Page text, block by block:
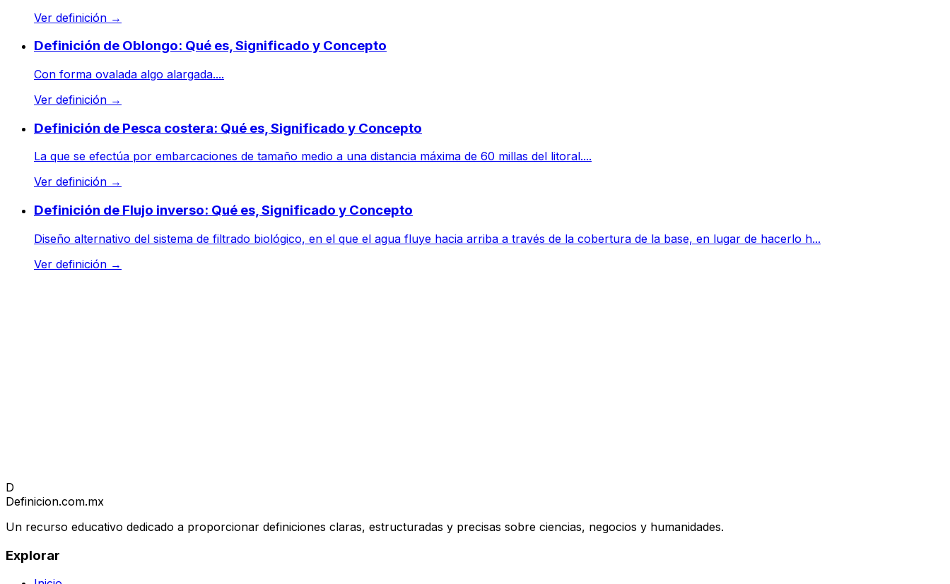
Ver definición →
Definición de Oblongo: Qué es, Significado y Concepto
Con forma ovalada algo alargada....
Ver definición →
Definición de Pesca costera: Qué es, Significado y Concepto
La que se efectúa por embarcaciones de tamaño medio a una distancia máxima de 60 millas del litoral....
Ver definición →
Definición de Flujo inverso: Qué es, Significado y Concepto
Diseño alternativo del sistema de filtrado biológico, en el que el agua fluye hacia arriba a través de la cobertura de la base, en lugar de hacerlo h...
Ver definición →
D
Definicion.com.mx
Un recurso educativo dedicado a proporcionar definiciones claras, estructuradas y precisas sobre ciencias, negocios y humanidades.
Explorar